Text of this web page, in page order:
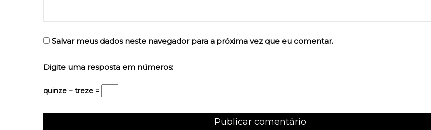
Salvar meus dados neste navegador para a próxima vez que eu comentar.
Digite uma resposta em números:
quinze − treze =